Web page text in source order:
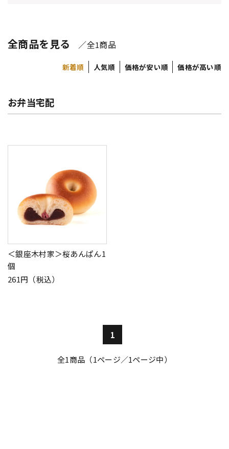
全商品を見る ／全1商品
新着順 人気順 価格が安い順 価格が高い順
お弁当宅配
＜銀座木村家＞桜あんぱん1
個
261円（税込）
1
全1商品（1ページ／1ページ中）